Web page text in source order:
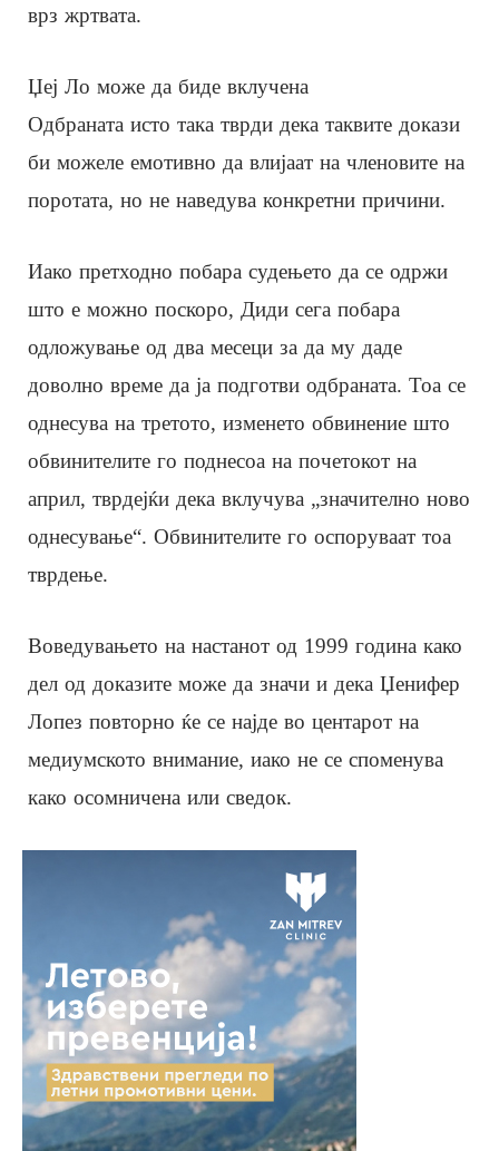
врз жртвата.
Џеј Ло може да биде вклучена
Одбраната исто така тврди дека таквите докази
би можеле емотивно да влијаат на членовите на
поротата, но не наведува конкретни причини.
Иако претходно побара судењето да се одржи
што е можно поскоро, Диди сега побара
одложување од два месеци за да му даде
доволно време да ја подготви одбраната. Тоа се
однесува на третото, изменето обвинение што
обвинителите го поднесоа на почетокот на
април, тврдејќи дека вклучува „значително ново
однесување“. Обвинителите го оспоруваат тоа
тврдење.
Воведувањето на настанот од 1999 година како
дел од доказите може да значи и дека Џенифер
Лопез повторно ќе се најде во центарот на
медиумското внимание, иако не се споменува
како осомничена или сведок.